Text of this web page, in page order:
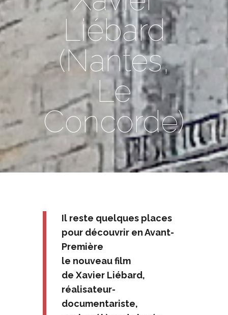
Liébard
(Nantes,
Le
Concorde)
Il reste quelques places
pour découvrir en Avant-
Première
le nouveau film
de Xavier Liébard,
réalisateur-
documentariste,